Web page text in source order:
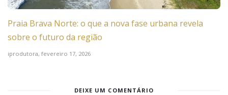
Praia Brava Norte: o que a nova fase urbana revela
sobre o futuro da região
iprodutora, fevereiro 17, 2026
DEIXE UM COMENTÁRIO